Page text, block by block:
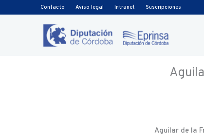
Ir al contenidoContacto Aviso legal Intranet Suscripciones
Aguilar de la